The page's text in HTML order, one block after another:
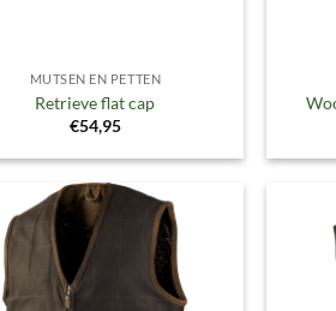
MUTSEN EN PETTEN
Retrieve flat cap
€54,95
Toevoegen
verlanglijst